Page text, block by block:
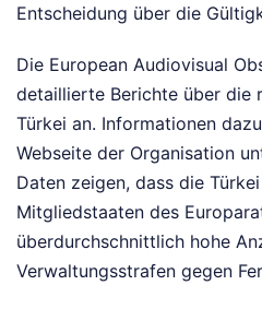
Entscheidung über die
Die European Audiovisual
detaillierte Berichte über die
Türkei an. Informationen
Webseite der Organisation
Daten zeigen, dass die
Mitgliedstaaten des
überdurchschnittlich hohe
Verwaltungsstrafen gegen